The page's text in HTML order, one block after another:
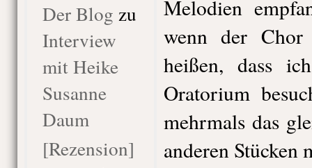
Der Blog zu
Interview
mit Heike
Susanne
Daum
[Rezension]
Melodien
wenn der
heißen, dass
Oratorium
mehrmals das
anderen Stücken